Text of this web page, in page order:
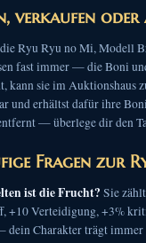
verkaufen oder
Ryu Ryu no Mi, Modell
fast immer — die Boni
kann sie im Auktionshaus
und erhältst dafür ihre
— überlege dir den
Fragen zur
ist die Frucht? Sie
+10 Verteidigung, +3%
Charakter trägt immer